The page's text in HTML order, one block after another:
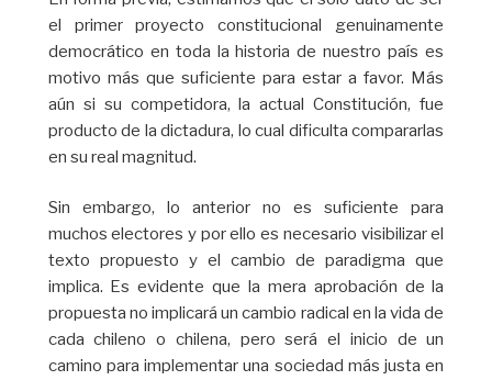
el primer proyecto constitucional genuinamente
democrático en toda la historia de nuestro país es
motivo más que suficiente para estar a favor. Más
aún si su competidora, la actual Constitución, fue
producto de la dictadura, lo cual dificulta compararlas
en su real magnitud.
Sin embargo, lo anterior no es suficiente para
muchos electores y por ello es necesario visibilizar el
texto propuesto y el cambio de paradigma que
implica. Es evidente que la mera aprobación de la
propuesta no implicará un cambio radical en la vida de
cada chileno o chilena, pero será el inicio de un
camino para implementar una sociedad más justa en